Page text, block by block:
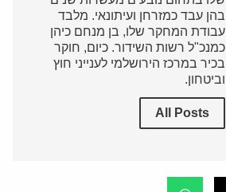
בהן עבד כמזרחן ועיתונאי. מלבד
עבודת המחקר שלו, בן מנחם כיהן
כמנכ"ל רשות השידור. כיום, חוקר
בכיר במרכז הירושלמי לענייני חוץ
וביטחון.
All Posts